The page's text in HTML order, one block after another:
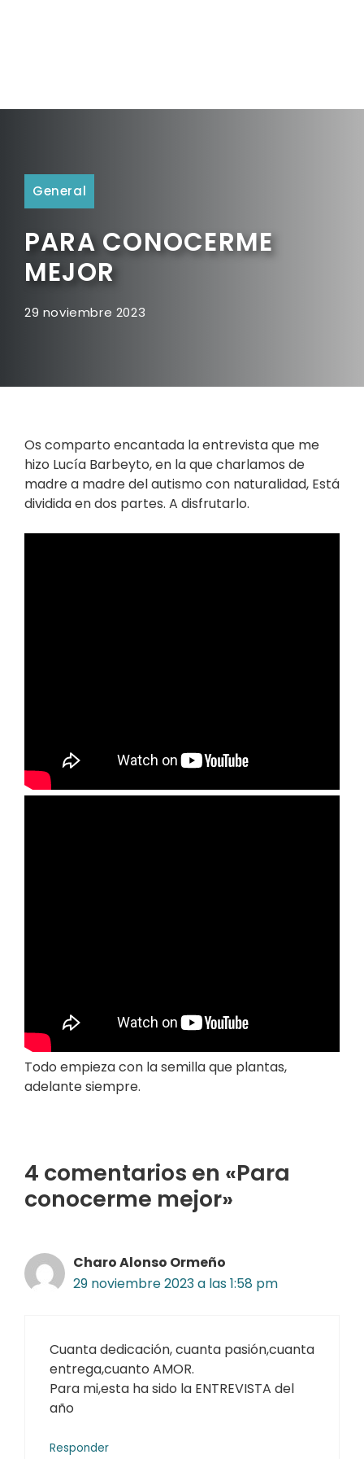
General
PARA CONOCERME
MEJOR
29 noviembre 2023
Os comparto encantada la entrevista que me
hizo Lucía Barbeyto, en la que charlamos de
madre a madre del autismo con naturalidad, Está
dividida en dos partes. A disfrutarlo.
Todo empieza con la semilla que plantas,
adelante siempre.
4 comentarios en «Para
conocerme mejor»
Charo Alonso Ormeño
29 noviembre 2023 a las 1:58 pm
Cuanta dedicación, cuanta pasión,cuanta
entrega,cuanto AMOR.
Para mi,esta ha sido la ENTREVISTA del
año
Responder